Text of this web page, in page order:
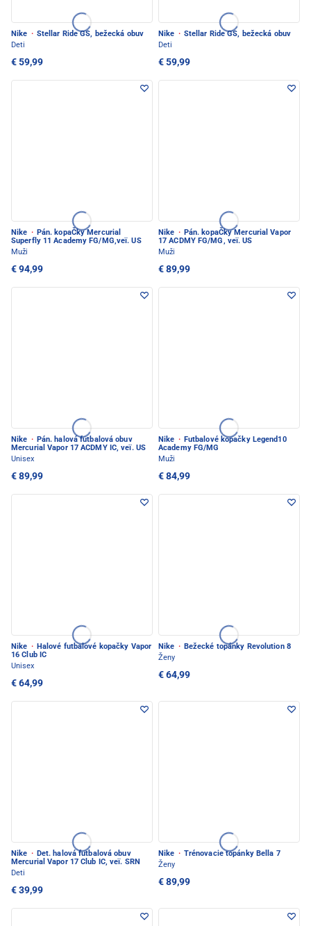
Nike · Stellar Ride GS, bežecká obuv
Deti
€ 59,99
Nike · Stellar Ride GS, bežecká obuv
Deti
€ 59,99
Nike · Pán. kopaČky Mercurial
Superfly 11 Academy FG/MG,veï. US
Muži
€ 94,99
Nike · Pán. kopaČky Mercurial Vapor
17 ACDMY FG/MG, veï. US
Muži
€ 89,99
Nike · Pán. halová futbalová obuv
Mercurial Vapor 17 ACDMY IC, veï. US
Unisex
€ 89,99
Nike · Futbalové kopačky Legend10
Academy FG/MG
Muži
€ 84,99
Nike · Halové futbalové kopačky Vapor
16 Club IC
Unisex
€ 64,99
Nike · Bežecké topánky Revolution 8
Ženy
€ 64,99
Nike · Det. halová futbalová obuv
Mercurial Vapor 17 Club IC, veï. SRN
Deti
€ 39,99
Nike · Trénovacie topánky Bella 7
Ženy
€ 89,99